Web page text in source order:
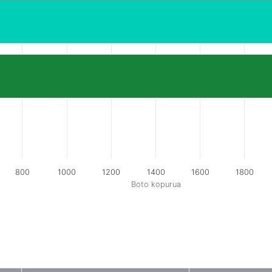
Boto kopurua
800 1000 1200 1400 1600 1800